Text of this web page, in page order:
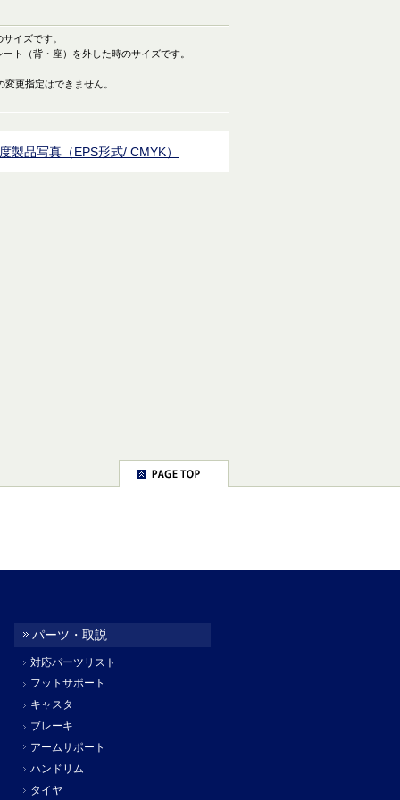
イズです。
ト（背・座）を外した時のサイズです。
更指定はできません。
製品写真（EPS形式/ CMYK）
パーツ・取説
対応パーツリスト
フットサポート
キャスタ
ブレーキ
アームサポート
ハンドリム
タイヤ